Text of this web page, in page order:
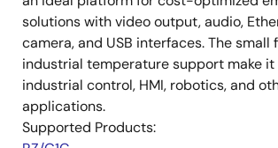
solutions with video output, audio,
camera, and USB interfaces. The
industrial temperature support make
industrial control, HMI, robotics, and
applications.
Supported Products: